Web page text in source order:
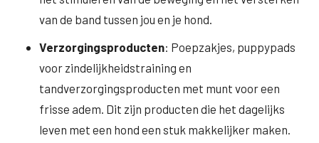
van de band tussen jou en je hond.
Verzorgingsproducten: Poepzakjes, puppypads
voor zindelijkheidstraining en
tandverzorgingsproducten met munt voor een
frisse adem. Dit zijn producten die het dagelijks
leven met een hond een stuk makkelijker maken.